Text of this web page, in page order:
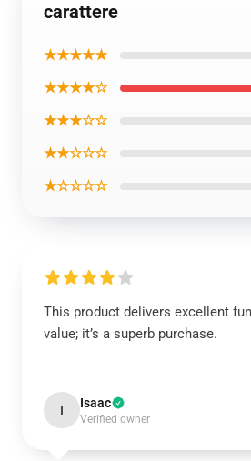
carattere
★★★★★
★★★★☆
★★★☆☆
★★☆☆☆
★☆☆☆☆
This product delivers excellent
value; it’s a superb purchase.
I Isaac
Verified owner